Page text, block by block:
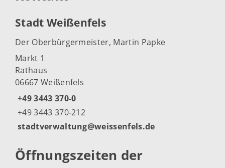
Stadt Weißenfels
Der Oberbürgermeister, Martin Papke
Markt 1
Rathaus
06667 Weißenfels
+49 3443 370-0
+49 3443 370-212
stadtverwaltung@weissenfels.de
Öffnungszeiten der